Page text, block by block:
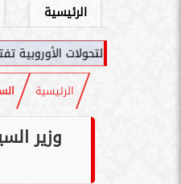
الرئيسية
الأوروبية تفتح باباً جديداً
الرئيسية
وزير